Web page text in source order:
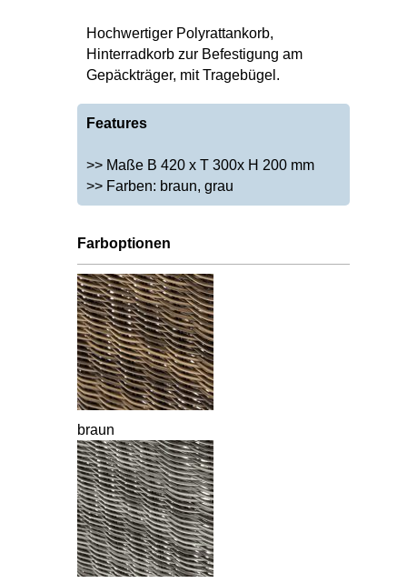
Hochwertiger Polyrattankorb,
Hinterradkorb zur Befestigung am
Gepäckträger, mit Tragebügel.
Features
>> Maße B 420 x T 300x H 200 mm
>> Farben: braun, grau
Farboptionen
braun